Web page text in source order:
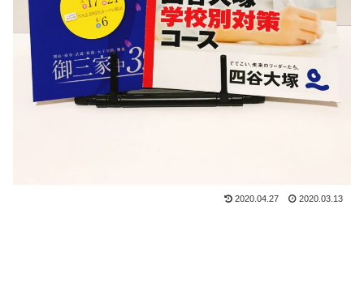
2020.04.27 2020.03.13